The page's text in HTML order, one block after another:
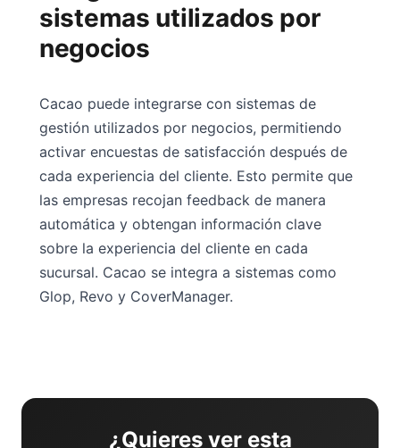
sistemas utilizados por
negocios
Cacao puede integrarse con sistemas de
gestión utilizados por negocios, permitiendo
activar encuestas de satisfacción después de
cada experiencia del cliente. Esto permite que
las empresas recojan feedback de manera
automática y obtengan información clave
sobre la experiencia del cliente en cada
sucursal. Cacao se integra a sistemas como
Glop, Revo y CoverManager.
¿Quieres ver esta